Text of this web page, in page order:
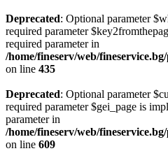
Deprecated: Optional parameter
required parameter
required parameter in
/home/fineserv/web/
on line 435
Deprecated: Optional parameter
required parameter $gei_page is
parameter in
/home/fineserv/web/
on line 609